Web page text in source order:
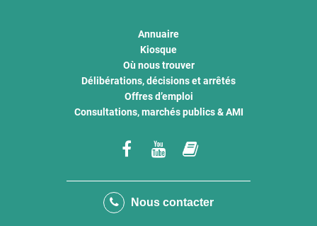
Annuaire
Kiosque
Où nous trouver
Délibérations, décisions et arrêtés
Offres d’emploi
Consultations, marchés publics & AMI
Lien
le
Lien
la
le
Nous contacter